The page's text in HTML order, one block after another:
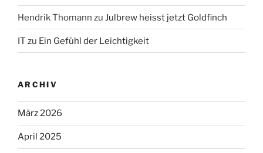
Hendrik Thomann zu Julbrew heisst jetzt Goldfinch
IT zu Ein Gefühl der Leichtigkeit
ARCHIV
März 2026
April 2025